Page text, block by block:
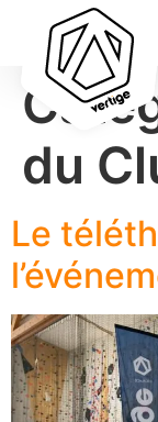
du
Le